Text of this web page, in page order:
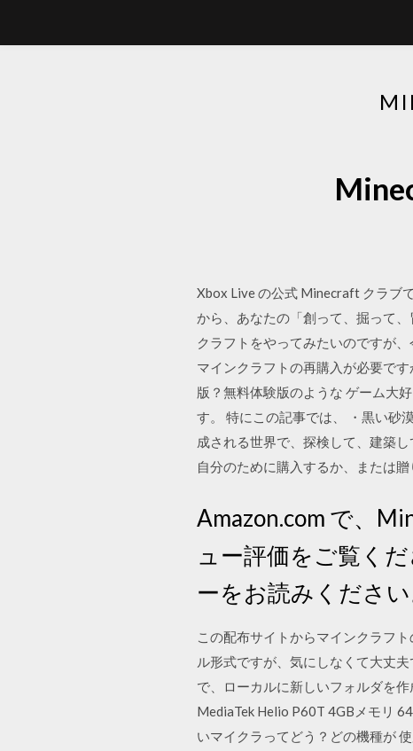
Xbox Live の公式 Minecraft クラブ
から、あなたの「創って、掘って
クラフトをやってみたいのですが
マインクラフトの再購入が必要で
版？無料体験版のような ゲーム大
す。 特にこの記事では、 ・黒い砂
成される世界で、探検して、建築
自分のために購入するか、または贈
Amazon.com で、
ュー評価をご覧く
ーをお読みください
この配布サイトからマインクラフ
ル形式ですが、気にしなくて大丈
で、ローカルに新しいフォルダを
MediaTek Helio P60T 4GBメモリ
いマイクラってどう？どの機種が